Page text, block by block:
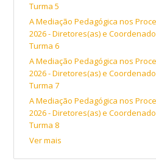
Turma 5
A Mediação Pedagógica nos
2026 - Diretores(as) e
Turma 6
A Mediação Pedagógica nos
2026 - Diretores(as) e
Turma 7
A Mediação Pedagógica nos
2026 - Diretores(as) e
Turma 8
Ver mais